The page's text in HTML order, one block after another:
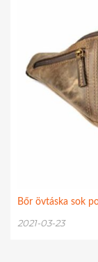
Bőr övtáska sok
2021-03-23